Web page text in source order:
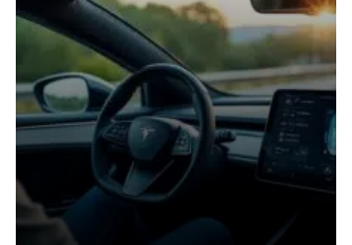
changer votre regard sur la voiture
électrique
25 janvier 2026